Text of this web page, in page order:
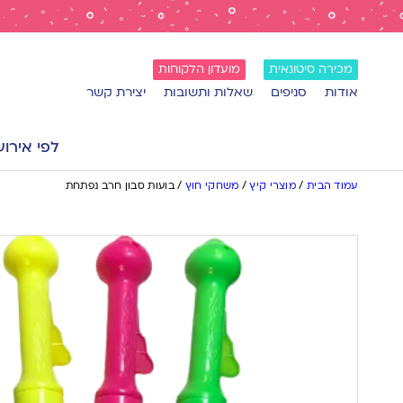
מכירה סיטונאית מועדון הלקוחות
אודות סניפים שאלות ותשובות יצירת קשר
לפי
עמוד הבית / מוצרי קיץ/ משחקי חוץ /בועות סבון חרב נפתחת